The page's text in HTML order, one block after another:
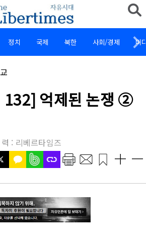
정치 국제 북한 사회/경제 미
132] 억제된 논쟁 ②
: 리베르타임즈